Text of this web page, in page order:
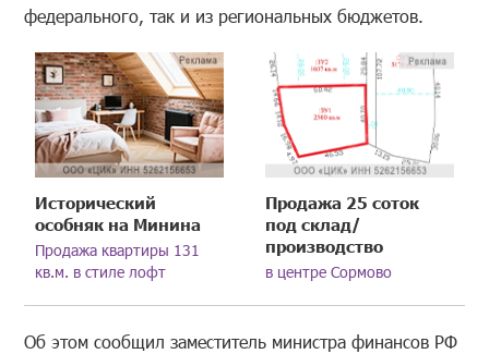
федерального, так и из региональных бюджетов.
Исторический
особняк на Минина
Продажа квартиры 131
кв.м. в стиле лофт
Продажа 25 соток
под склад/
производство
в центре Сормово
Об этом сообщил заместитель министра финансов РФ